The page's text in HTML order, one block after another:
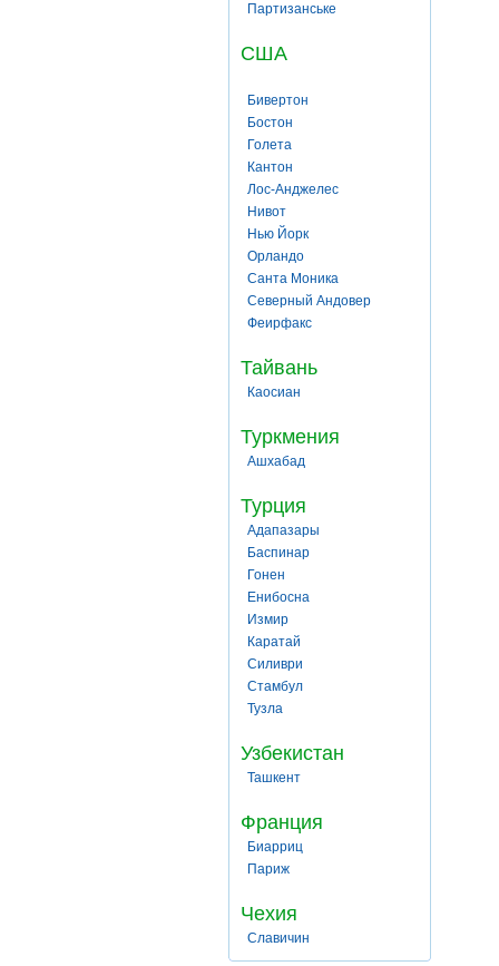
Партизанське
США
Бивертон
Бостон
Голета
Кантон
Лос-Анджелес
Нивот
Нью Йорк
Орландо
Санта Моника
Северный Андовер
Феирфакс
Тайвань
Каосиан
Туркмения
Ашхабад
Турция
Адапазары
Баспинар
Гонен
Енибосна
Измир
Каратай
Силиври
Стамбул
Тузла
Узбекистан
Ташкент
Франция
Биарриц
Париж
Чехия
Славичин